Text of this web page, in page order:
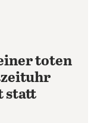
toten
statt